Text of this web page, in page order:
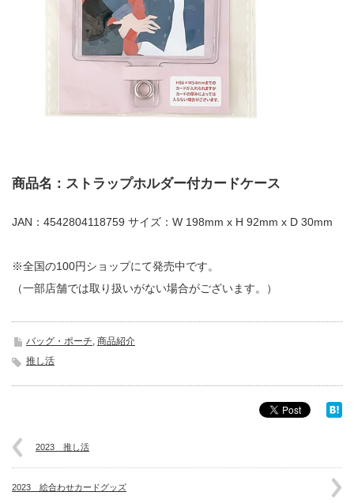
商品名：ストラップホルダー付カードケース
JAN：4542804118759 サイズ：W 198mm x H 92mm x D 30mm
※全国の100円ショップにて発売中です。
（一部店舗では取り扱いがない場合がございます。）
バッグ・ポーチ, 商品紹介
推し活
2023 推し活
2023 絵合わせカードグッズ